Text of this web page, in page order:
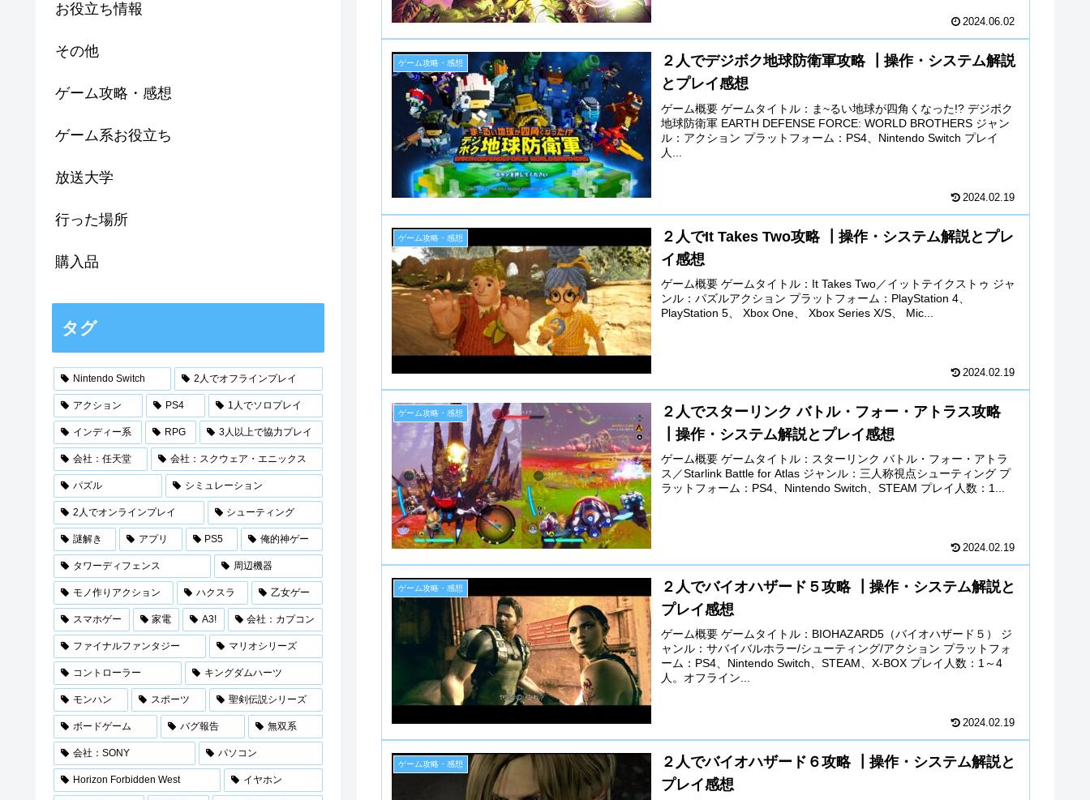
2024.06.02
ゲーム攻略・感想
２人でデジボク地球防衛軍攻略 ┃操作・システム解説
とプレイ感想
ゲーム概要 ゲームタイトル：ま~るい地球が四角くなった!? デジボク
地球防衛軍 EARTH DEFENSE FORCE: WORLD BROTHERS ジャン
ル：アクション プラットフォーム：PS4、Nintendo Switch プレイ
人...
2024.02.19
ゲーム攻略・感想
２人でIt Takes Two攻略 ┃操作・システム解説とプレ
イ感想
ゲーム概要 ゲームタイトル：It Takes Two／イットテイクストゥ ジャ
ンル：パズルアクション プラットフォーム：PlayStation 4、
PlayStation 5、 Xbox One、 Xbox Series X/S、 Mic...
2024.02.19
ゲーム攻略・感想
２人でスターリンク バトル・フォー・アトラス攻略
┃操作・システム解説とプレイ感想
ゲーム概要 ゲームタイトル：スターリンク バトル・フォー・アトラ
ス／Starlink Battle for Atlas ジャンル：三人称視点シューティング プ
ラットフォーム：PS4、Nintendo Switch、STEAM プレイ人数：1...
2024.02.19
ゲーム攻略・感想
２人でバイオハザード５攻略 ┃操作・システム解説と
プレイ感想
ゲーム概要 ゲームタイトル：BIOHAZARD5（バイオハザード５） ジ
ャンル：サバイバルホラー/シューティング/アクション プラットフォ
ーム：PS4、Nintendo Switch、STEAM、X-BOX プレイ人数：1～4
人。オフライン...
2024.02.19
ゲーム攻略・感想
２人でバイオハザード６攻略 ┃操作・システム解説と
プレイ感想
お役立ち情報
その他
ゲーム攻略・感想
ゲーム系お役立ち
放送大学
行った場所
購入品
タグ
Nintendo Switch 2人でオフラインプレイ
アクション PS4 1人でソロプレイ
インディー系 RPG 3人以上で協力プレイ
会社：任天堂 会社：スクウェア・エニックス
パズル シミュレーション
2人でオンラインプレイ シューティング
謎解き アプリ PS5 俺的神ゲー
タワーディフェンス 周辺機器
モノ作りアクション ハクスラ 乙女ゲー
スマホゲー 家電 A3! 会社：カプコン
ファイナルファンタジー マリオシリーズ
コントローラー キングダムハーツ
モンハン スポーツ 聖剣伝説シリーズ
ボードゲーム バグ報告 無双系
会社：SONY パソコン
Horizon Forbidden West イヤホン